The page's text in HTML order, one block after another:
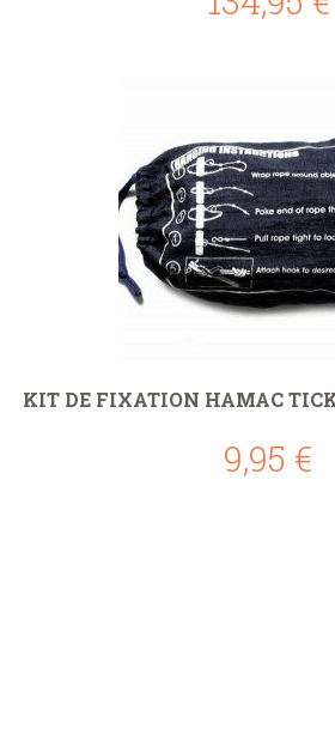
KIT DE FIXATION HAMAC
9,95 €